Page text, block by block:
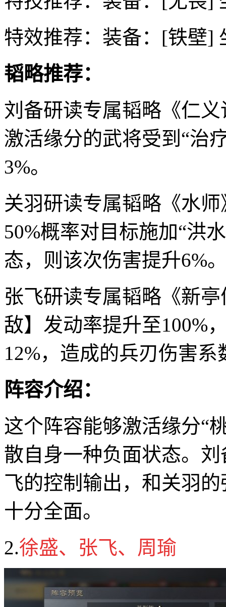
特效推荐：装备：[铁壁]
韬略推荐：
刘备研读专属韬略《仁
激活缘分的武将受到“治
3%。
关羽研读专属韬略《水
50%概率对目标施加“洪
态，则该次伤害提升6%
张飞研读专属韬略《新
敌】发动率提升至100%
12%，造成的兵刃伤害系
阵容介绍：
这个阵容能够激活缘分“
散自身一种负面状态。
飞的控制输出，和关羽
十分全面。
2.徐盛、张飞、周瑜